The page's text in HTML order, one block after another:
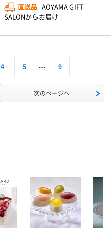
直送品 AOYAMA GIFT
SALONからお届け
4 5 9
次のページへ